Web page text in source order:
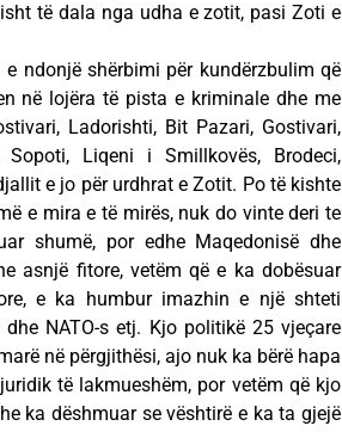
të dala nga udha e zotit, pasi Zoti e
ndonjë shërbimi për kundërzbulim që
në lojëra të pista e kriminale dhe me
Ladorishti, Bit Pazari, Gostivari,
Sopoti, Liqeni i Smillkovës, Brodeci,
e jo për urdhrat e Zotit. Po të kishte
e mira e të mirës, nuk do vinte deri te
shumë, por edhe Maqedonisë dhe
asnjë fitore, vetëm që e ka dobësuar
e ka humbur imazhin e një shteti
NATO-s etj. Kjo politikë 25 vjeçare
në përgjithësi, ajo nuk ka bërë hapa
të lakmueshëm, por vetëm që kjo
ka dëshmuar se vështirë e ka ta gjejë